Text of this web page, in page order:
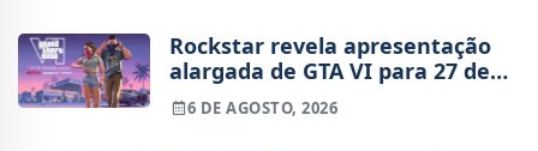
Rockstar revela apresentação
alargada de GTA VI para 27 de
agosto
6 DE AGOSTO, 2026